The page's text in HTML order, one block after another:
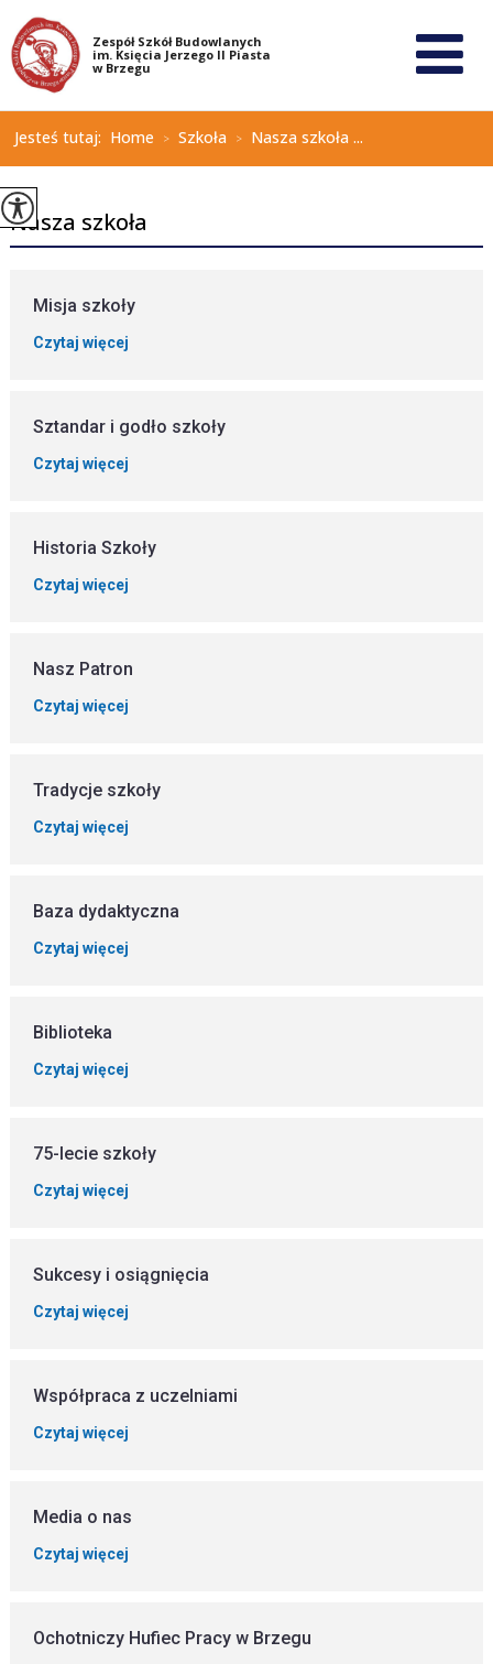
Jesteś tutaj: Home > Szkoła > Nasza szkoła ...
Nasza szkoła
Misja szkoły
Czytaj więcej
Sztandar i godło szkoły
Czytaj więcej
Historia Szkoły
Czytaj więcej
Nasz Patron
Czytaj więcej
Tradycje szkoły
Czytaj więcej
Baza dydaktyczna
Czytaj więcej
Biblioteka
Czytaj więcej
75-lecie szkoły
Czytaj więcej
Sukcesy i osiągnięcia
Czytaj więcej
Współpraca z uczelniami
Czytaj więcej
Media o nas
Czytaj więcej
Ochotniczy Hufiec Pracy w Brzegu